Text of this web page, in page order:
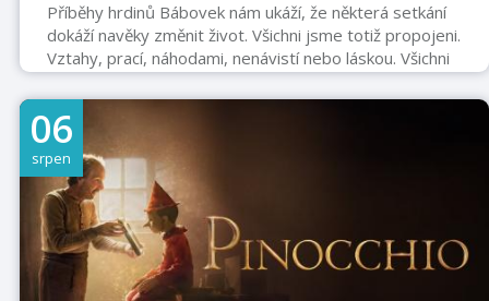
Příběhy hrdinů Bábovek nám ukáží, že některá setkání
dokáží navěky změnit život. Všichni jsme totiž propojeni.
Vztahy, prací, náhodami, nenávistí nebo láskou. Všichni
jsme součástí té nejsložitější sítě, která je utkána z
emocí, mezi nimiž nechybí humor, ironie, bolest, napětí
a pochopitelně i láska a vášeň. Bábovky mapují
současné partnerské i rodinné vztahy, ukazují zábavné
a trefné situace z každodenního života, které zná každý
z nás. VSTUPNÉ 50,- Kč
06
srpen